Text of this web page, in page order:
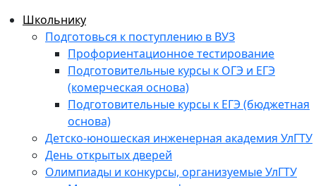
Школьнику
Подготовься к поступлению в ВУЗ
Профориентационное тестирование
Подготовительные курсы к ОГЭ и ЕГЭ
(комерческая основа)
Подготовительные курсы к ЕГЭ (бюджетная
основа)
Детско-юношеская инженерная академия УлГТУ
День открытых дверей
Олимпиады и конкурсы, организуемые УлГТУ